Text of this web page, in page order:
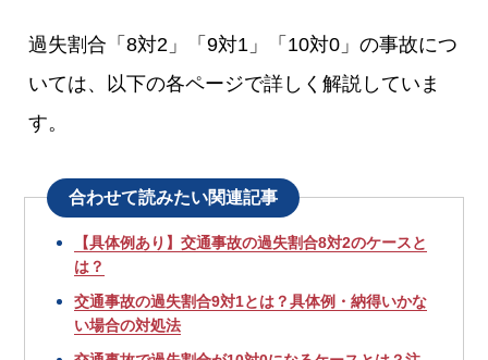
過失割合「8対2」「9対1」「10対0」の事故につ
いては、以下の各ページで詳しく解説していま
す。
合わせて読みたい関連記事
【具体例あり】交通事故の過失割合8対2のケースと
は？
交通事故の過失割合9対1とは？具体例・納得いかな
い場合の対処法